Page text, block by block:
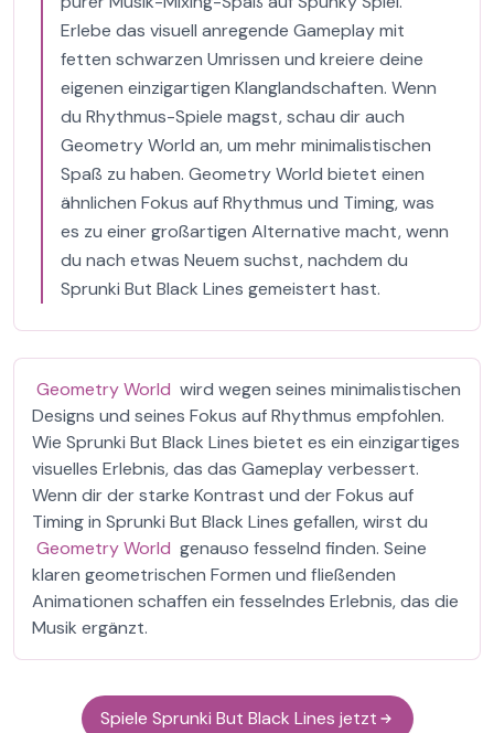
Erlebe das visuell anregende Gameplay mit
fetten schwarzen Umrissen und kreiere deine
eigenen einzigartigen Klanglandschaften. Wenn
du Rhythmus-Spiele magst, schau dir auch
Geometry World an, um mehr minimalistischen
Spaß zu haben. Geometry World bietet einen
ähnlichen Fokus auf Rhythmus und Timing, was
es zu einer großartigen Alternative macht, wenn
du nach etwas Neuem suchst, nachdem du
Sprunki But Black Lines gemeistert hast.
Geometry World wird wegen seines minimalistischen
Designs und seines Fokus auf Rhythmus empfohlen.
Wie Sprunki But Black Lines bietet es ein einzigartiges
visuelles Erlebnis, das das Gameplay verbessert.
Wenn dir der starke Kontrast und der Fokus auf
Timing in Sprunki But Black Lines gefallen, wirst du
Geometry World genauso fesselnd finden. Seine
klaren geometrischen Formen und fließenden
Animationen schaffen ein fesselndes Erlebnis, das die
Musik ergänzt.
Spiele Sprunki But Black Lines jetzt